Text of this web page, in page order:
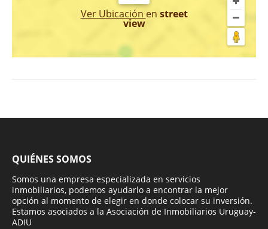
Ver Ubicación en street
view
QUIÉNES SOMOS
Somos una empresa especializada en servicios
inmobiliarios, podemos ayudarlo a encontrar la mejor
opción al momento de elegir en donde colocar su inversión.
Estamos asociados a la Asociación de Inmobiliarios Uruguay-
ADIU